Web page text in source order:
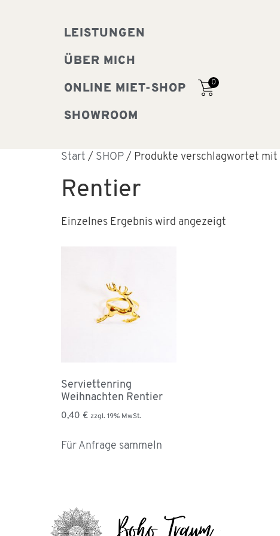
LEISTUNGEN
ÜBER MICH
ONLINE MIET-SHOP
SHOWROOM
0
Start / SHOP / Produkte verschlagwortet mit
Rentier
Einzelnes Ergebnis wird angezeigt
Serviettenring
Weihnachten Rentier
0,40 € zzgl. 19% MwSt.
Für Anfrage sammeln